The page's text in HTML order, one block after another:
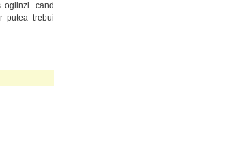
oglinzi. cand
putea trebui